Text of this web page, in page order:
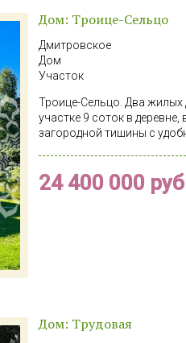
Дом: Троице-Сельцо
Дмитровское
Дом
Участок
Троице-Сельцо. Два
участке 9 соток в
загородной тишины с
Фундамент –
200 мм, кровля –
(2×2 м). Построен по
фундаменте.
24 400 000
Дом: Трудовая